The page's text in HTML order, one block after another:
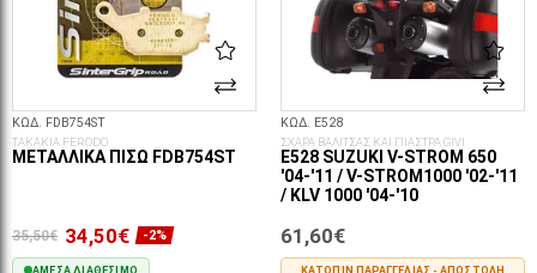
ΚΩΔ. FDB754ST
ΤΑΚΑΚΙΑ FERODO
ΜΕΤΑΛΛΙΚΆ ΠΊΣΩ FDB754ST
35,50€ 34,50€ -2%
ΆΜΕΣΑ ΔΙΑΘΈΣΙΜΟ
ΚΩΔ. E528
ΣΧΑΡΑ ΒΑΛΙΤΣΑΣ ΚΑΙ ΠΙΑΣΤΡΑ GIVI
E528 SUZUKI V-STROM 650
'04-'11 / V-STROM1000 '02-'11
/ KLV 1000 '04-'10
61,60€
ΚΑΤΌΠΙΝ ΠΑΡΑΓΓΕΛΊΑΣ - ΑΠΟΣΤΟΛΉ